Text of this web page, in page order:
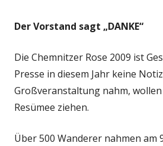
Der Vorstand sagt „DANKE“
Die Chemnitzer Rose 2009 ist
Presse in diesem Jahr keine
Großveranstaltung nahm,
Resümee ziehen.
Über 500 Wanderer nahmen am